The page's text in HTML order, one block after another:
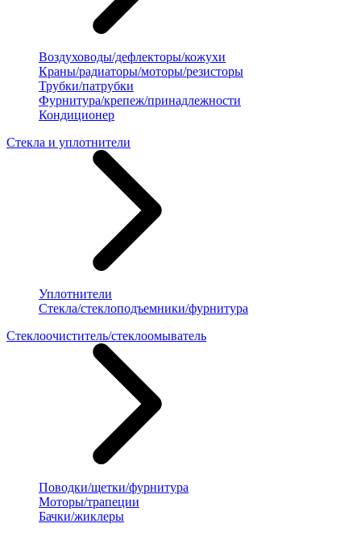
Воздуховоды/дефлекторы/кожухи
Краны/радиаторы/моторы/резисторы
Трубки/патрубки
Фурнитура/крепеж/принадлежности
Кондиционер
Стекла и уплотнители
Уплотнители
Стекла/стеклоподъемники/фурнитура
Стеклоочиститель/стеклоомыватель
Поводки/щетки/фурнитура
Моторы/трапеции
Бачки/жиклеры